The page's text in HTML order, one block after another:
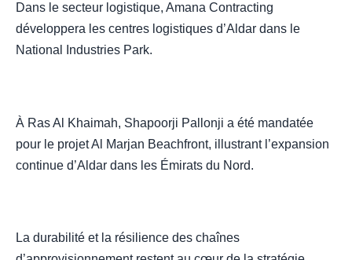
Dans le secteur logistique, Amana Contracting
développera les centres logistiques d’Aldar dans le
National Industries Park.
À Ras Al Khaimah, Shapoorji Pallonji a été mandatée
pour le projet Al Marjan Beachfront, illustrant l’expansion
continue d’Aldar dans les Émirats du Nord.
La durabilité et la résilience des chaînes